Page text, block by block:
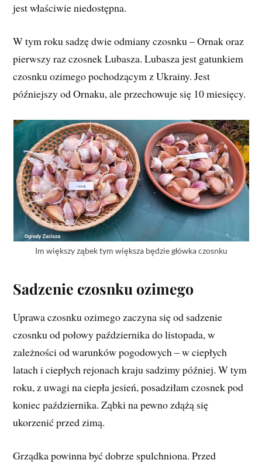
jest właściwie niedostępna.
W tym roku sadzę dwie odmiany czosnku – Ornak oraz
pierwszy raz czosnek Lubasza. Lubasza jest gatunkiem
czosnku ozimego pochodzącym z Ukrainy. Jest
późniejszy od Ornaku, ale przechowuje się 10 miesięcy.
Im większy ząbek tym większa będzie główka czosnku
Sadzenie czosnku ozimego
Uprawa czosnku ozimego zaczyna się od sadzenie
czosnku od połowy października do listopada, w
zależności od warunków pogodowych – w ciepłych
latach i ciepłych rejonach kraju sadzimy później. W tym
roku, z uwagi na ciepła jesień, posadziłam czosnek pod
koniec października. Ząbki na pewno zdążą się
ukorzenić przed zimą.
Grządka powinna być dobrze spulchniona. Przed